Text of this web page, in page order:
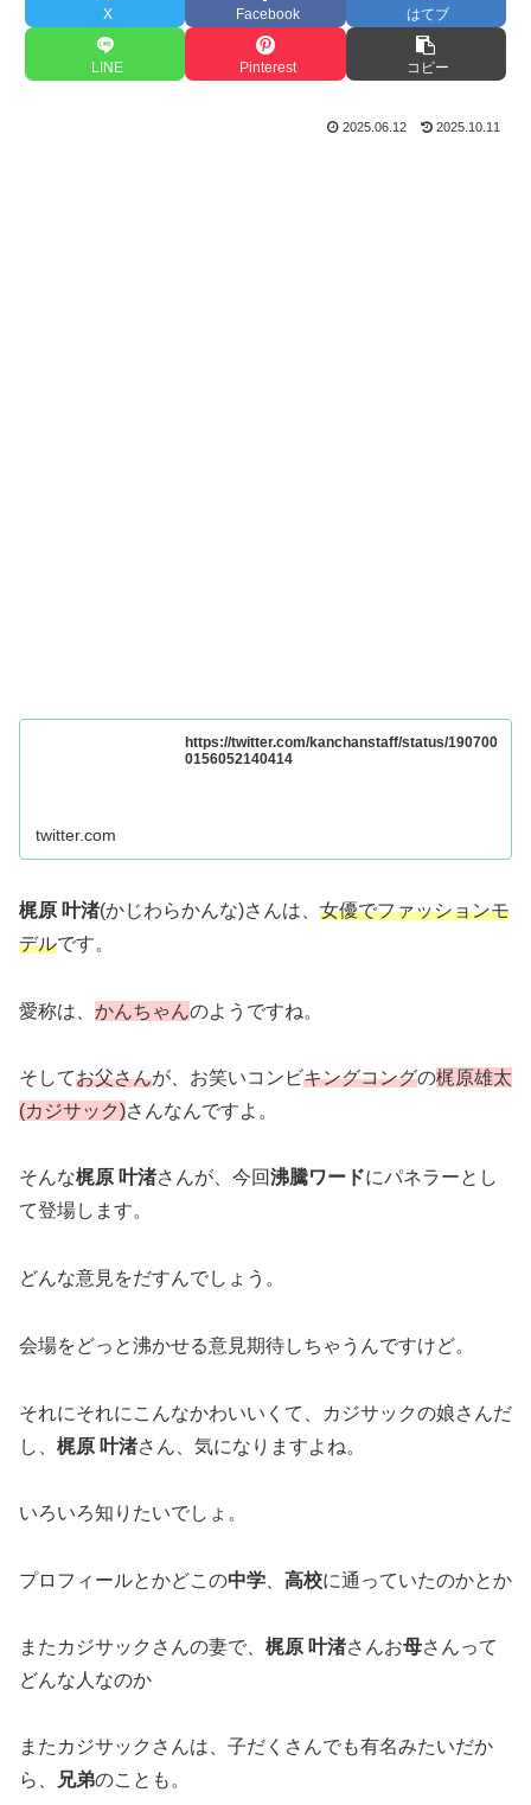
X Facebook はてブ
LINE Pinterest コピー
2025.06.12 2025.10.11
https://twitter.com/kanchanstaff/status/190700
0156052140414
twitter.com
梶原 叶渚(かじわらかんな)さんは、 女優でファッションモ
デルです。
愛称は、 かんちゃんのようですね。
そしてお父さんが、お笑いコンビキングコングの梶原雄太
(カジサック)さんなんですよ。
そんな梶原 叶渚さんが、今回沸騰ワードにパネラーとし
て登場します。
どんな意見をだすんでしょう。
会場をどっと沸かせる意見期待しちゃうんですけど。
それにそれにこんなかわいいくて、カジサックの娘さんだ
し、 梶原 叶渚さん、気になりますよね。
いろいろ知りたいでしょ。
プロフィールとかどこの中学 高校に通っていたのかとか
またカジサックさんの妻で、 梶原 叶渚さんお母さんって
どんな人なのか
またカジサックさんは、子だくさんでも有名みたいだか
ら、
兄弟のことも。